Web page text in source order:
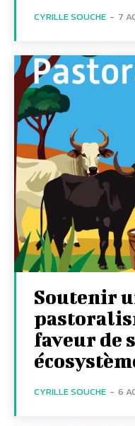
CYRILLE SOUCHE - 7
Soutenir
faveur de
CYRILLE SOUCHE - 6